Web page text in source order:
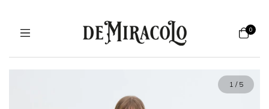
0
1 / 5